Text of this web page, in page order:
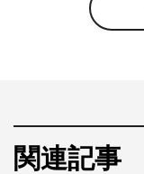
本作は、料理経験
3年間のドタバタな
関連記事